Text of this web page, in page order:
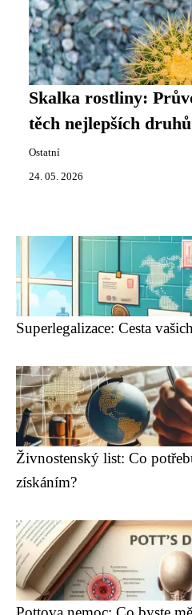
Skalka rostliny:
těch nejlepších druhů
Ostatní
24. 05. 2026
Superlegalizace: Cesta
Živnostenský list: Co
získáním?